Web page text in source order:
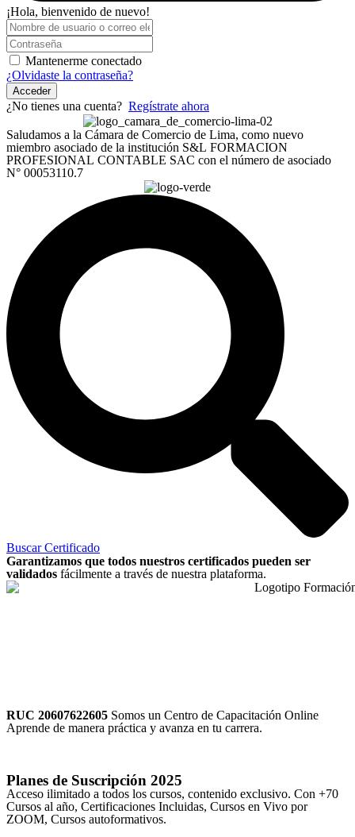
¡Hola, bienvenido de nuevo!
Mantenerme conectado
¿Olvidaste la contraseña?
Acceder
¿No tienes una cuenta? Regístrate ahora
Saludamos a la Cámara de Comercio de Lima, como nuevo
miembro asociado de la institución S&L FORMACION
PROFESIONAL CONTABLE SAC con el número de asociado
N° 00053110.7
Buscar Certificado
Garantizamos que todos nuestros certificados pueden ser
validados fácilmente a través de nuestra plataforma.
RUC 20607622605 Somos un Centro de Capacitación Online
Aprende de manera práctica y avanza en tu carrera.
Planes de Suscripción 2025
Acceso ilimitado a todos los cursos, contenido exclusivo. Con +70
Cursos al año, Certificaciones Incluidas, Cursos en Vivo por
ZOOM, Cursos autoformativos.